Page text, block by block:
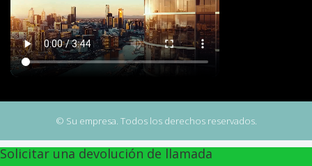
© Su empresa. Todos los derechos reservados.
Solicitar una devolución de llamada